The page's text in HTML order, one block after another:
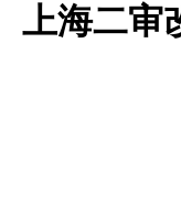
上海二审